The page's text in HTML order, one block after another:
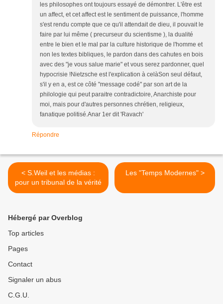
les philosophes ont toujours essayé de démontrer. L'être est
un affect, et cet affect est le sentiment de puissance, l'homme
s'est rendu compte que ce qu'il attendait de dieu, il pouvait le
faire par lui même ( precurseur du scientisme ), la dualité
entre le bien et le mal par la culture historique de l'homme et
non les textes bibliques, le pardon dans des cahutes en bois
avec des "je vous salue marie" et vous serez pardonner, quel
hypocrisie !Nietzsche est l'explication à celàSon seul défaut,
s'il y en a, est ce côté "message codé" par son art de la
philologie qui peut paraitre contradictoire, Anarchiste pour
moi, mais pour d'autres personnes chrétien, religieux,
fanatique politisé.Anar 1er dit 'Ravach'
Répondre
< S.Weil et les médias :
pour un tribunal de la vérité
Les "Temps Modernes" >
Hébergé par Overblog
Top articles
Pages
Contact
Signaler un abus
C.G.U.